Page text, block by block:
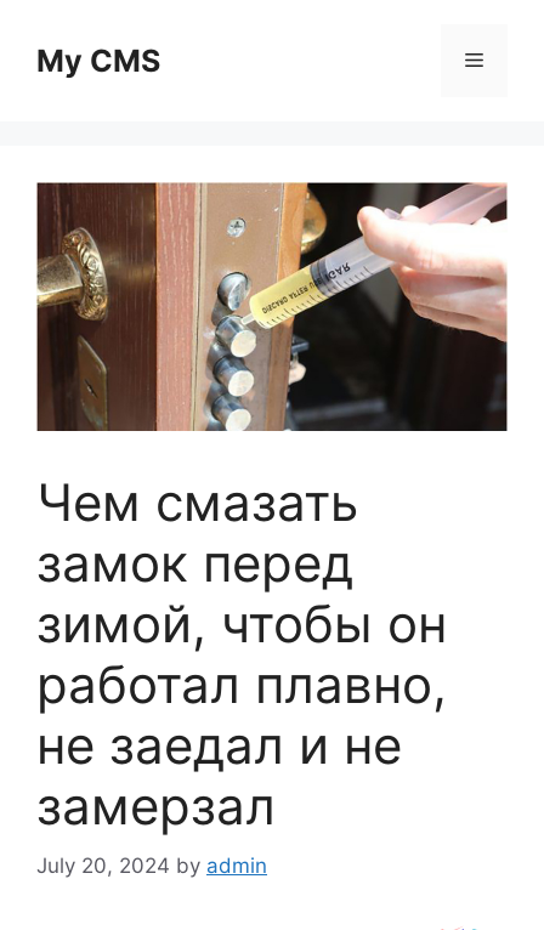
contentMy CMS Menu
Чем смазать
замок перед
зимой, чтобы он
работал плавно,
не заедал и не
замерзал
July 20, 2024 by admin